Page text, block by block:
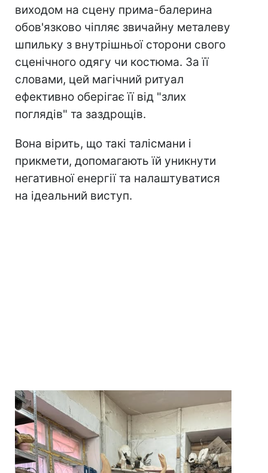
виходом на сцену прима-балерина
обов'язково чіпляє звичайну металеву
шпильку з внутрішньої сторони свого
сценічного одягу чи костюма. За її
словами, цей магічний ритуал
ефективно оберігає її від "злих
поглядів" та заздрощів.
Вона вірить, що такі талісмани і
прикмети, допомагають їй уникнути
негативної енергії та налаштуватися
на ідеальний виступ.